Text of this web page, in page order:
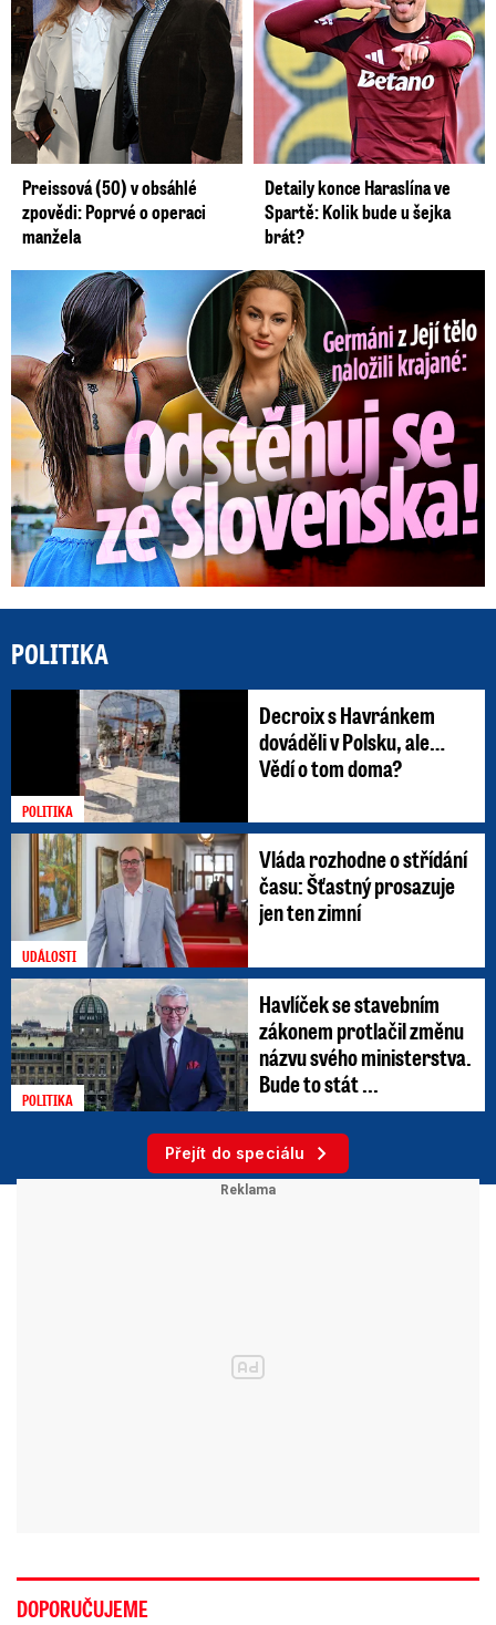
Preissová (50) v obsáhlé
zpovědi: Poprvé o operaci
manžela
Detaily konce Haraslína ve
Spartě: Kolik bude u šejka
brát?
Germáni z Jejího těla: Odstěhuj se, vzkázali jí krajané
POLITIKA
POLITIKA
Decroix s Havránkem
dováděli v Polsku, ale…
Vědí o tom doma?
UDÁLOSTI
Vláda rozhodne o střídání
času: Šťastný prosazuje
jen ten zimní
POLITIKA
Havlíček se stavebním
zákonem protlačil změnu
názvu svého ministerstva.
Bude to stát ...
Přejít do speciálu
DOPORUČUJEME